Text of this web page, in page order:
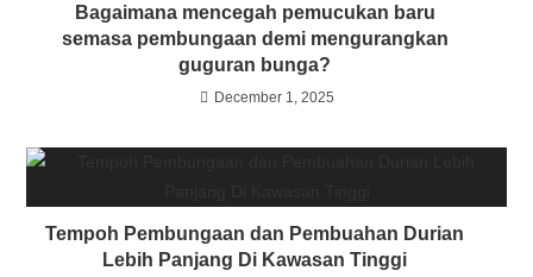
Bagaimana mencegah pemucukan baru
semasa pembungaan demi mengurangkan
guguran bunga?
December 1, 2025
Tempoh Pembungaan dan Pembuahan Durian
Lebih Panjang Di Kawasan Tinggi